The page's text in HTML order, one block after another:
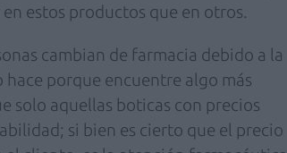
estos productos que en otros.
cambian de farmacia debido a la
porque encuentre algo más
solo aquellas boticas con precios
si bien es cierto que el precio